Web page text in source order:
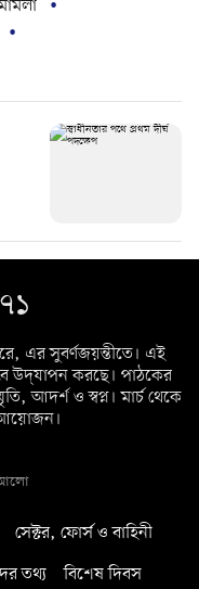
এর সুবর্ণজয়ন্তীতে। এই
উদ্‌যাপন করছে। পাঠকের
আদর্শ ও স্বপ্ন। মার্চ থেকে
আয়োজন।
আলো
সেক্টর, ফোর্স ও বাহিনী
তথ্য বিশেষ দিবস